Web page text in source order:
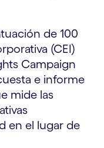
de 100
(CEI)
Campaign
e informe
mide las
en el lugar de